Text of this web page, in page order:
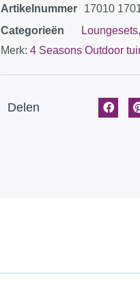
Artikelnummer
17010
Categorieën
Loungesets,
Merk: 4 Seasons Outdoor
Delen